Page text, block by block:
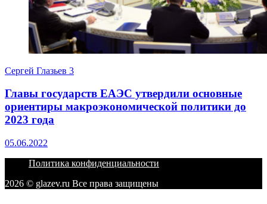
Сергей Глазьев 3
Главы государств ЕАЭС утвердили основные
ориентиры макроэкономической политики до
2023 года
05.06.2022
Политика конфиденциальности
2026 © glazev.ru Все права защищены